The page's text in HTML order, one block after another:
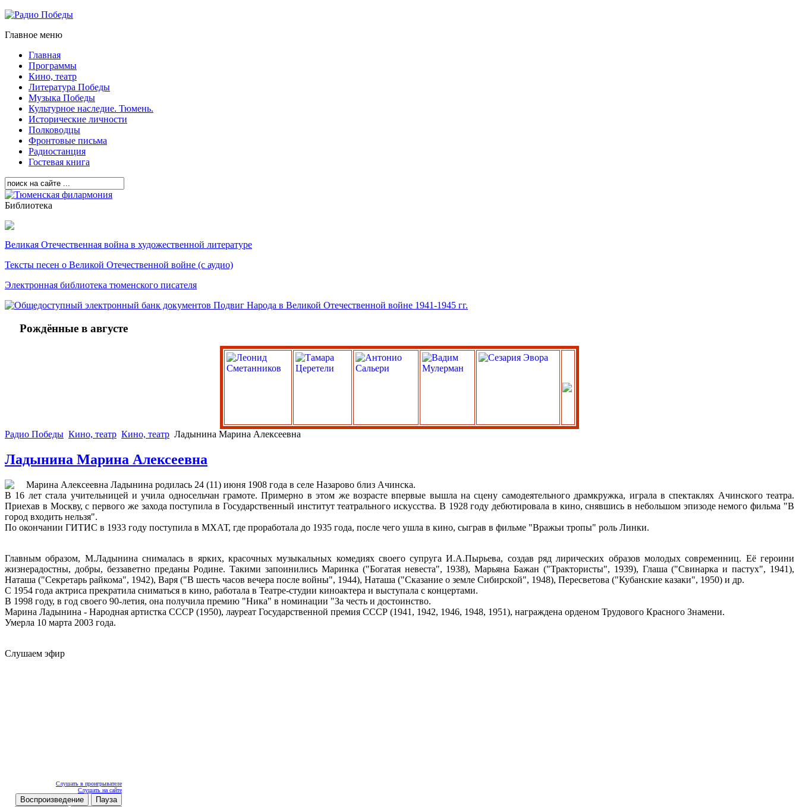
Главное меню
Главная
Программы
Кино, театр
Литература Победы
Музыка Победы
Культурное наследие. Тюмень.
Исторические личности
Полководцы
Фронтовые письма
Радиостанция
Гостевая книга
Библиотека
Великая Отечественная война в художественной литературе
Тексты песен о Великой Отечественной войне (с аудио)
Электронная библиотека тюменского писателя
Рождённые в августе
Радио Победы Кино, театр Кино, театр Ладынина Марина Алексеевна
Ладынина Марина Алексеевна
Марина Алексеевна Ладынина родилась 24 (11) июня 1908 года в селе Назарово близ Ачинска.
В 16 лет стала учительницей и учила односельчан грамоте. Примерно в этом же возрасте впервые вышла на сцену самодеятельного драмкружка, играла в спектаклях Ачинского театра.
Приехав в Москву, с первого же захода поступила в Государственный институт театрального искусства. В 1928 году дебютировала в кино, снявшись в небольшом эпизоде немого фильма "В
город входить нельзя".
По окончании ГИТИС в 1933 году поступила в МХАТ, где проработала до 1935 года, после чего ушла в кино, сыграв в фильме "Вражьи тропы" роль Линки.
Главным образом, М.Ладынина снималась в ярких, красочных музыкальных комедиях своего супруга И.А.Пырьева, создав ряд лирических образов молодых современниц. Её героини
жизнерадостны, добры, беззаветно преданы Родине. Такими запоинились Маринка ("Богатая невеста", 1938), Марьяна Бажан ("Трактористы", 1939), Глаша ("Свинарка и пастух", 1941),
Наташа ("Секретарь райкома", 1942), Варя ("В шесть часов вечера после войны", 1944), Наташа ("Сказание о земле Сибирской", 1948), Пересветова ("Кубанские казаки", 1950) и др.
С 1954 года актриса прекратила сниматься в кино, работала в Театре-студии киноактера и выступала с концертами.
В 1998 году, в год своего 90-летия, она получила премию "Ника" в номинации "За честь и достоинство.
Марина Ладынина - Народная артистка СССР (1950), лауреат Государственной премия СССР (1941, 1942, 1946, 1948, 1951), награждена орденом Трудового Красного Знамени.
Умерла 10 марта 2003 года.
Слушаем эфир
Слушать в проигрывателе
Слушать на сайте
Воспроизведение
Пауза